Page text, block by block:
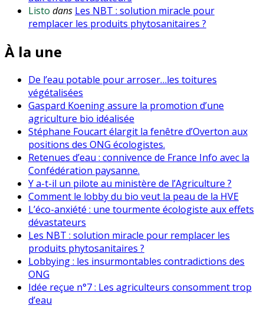
Listo dans Les NBT : solution miracle pour
remplacer les produits phytosanitaires ?
À la une
De l’eau potable pour arroser…les toitures
végétalisées
Gaspard Koening assure la promotion d’une
agriculture bio idéalisée
Stéphane Foucart élargit la fenêtre d’Overton aux
positions des ONG écologistes.
Retenues d’eau : connivence de France Info avec la
Confédération paysanne.
Y a-t-il un pilote au ministère de l’Agriculture ?
Comment le lobby du bio veut la peau de la HVE
L’éco-anxiété : une tourmente écologiste aux effets
dévastateurs
Les NBT : solution miracle pour remplacer les
produits phytosanitaires ?
Lobbying : les insurmontables contradictions des
ONG
Idée reçue n°7 : Les agriculteurs consomment trop
d’eau